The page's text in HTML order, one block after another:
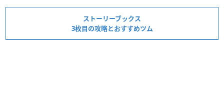
ストーリーブックス
3枚目の攻略とおすすめツム